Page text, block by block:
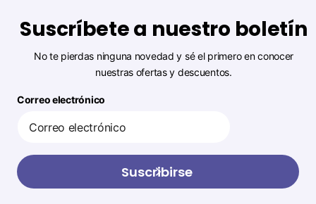
Suscríbete a nuestro boletín
No te pierdas ninguna novedad y sé el primero en conocer
nuestras ofertas y descuentos.
Correo electrónico
Suscribirse